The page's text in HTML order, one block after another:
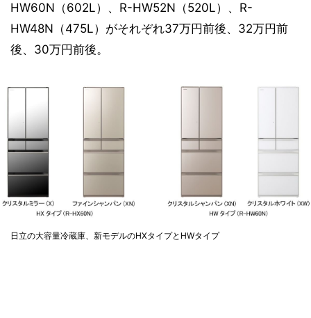
HW60N（602L）、R-HW52N（520L）、R-
HW48N（475L）がそれぞれ37万円前後、32万円前
後、30万円前後。
日立の大容量冷蔵庫、新モデルのHXタイプとHWタイプ